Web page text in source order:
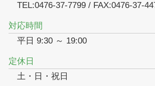
TEL:0476-37-7799 / FAX:0476-37-
対応時間
平日 9:30 ～ 19:00
定休日
土・日・祝日